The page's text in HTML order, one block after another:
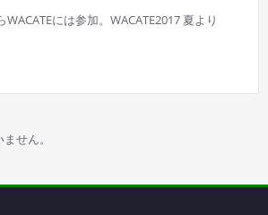
WACATEには参加。WACATE2017 夏より
せん。